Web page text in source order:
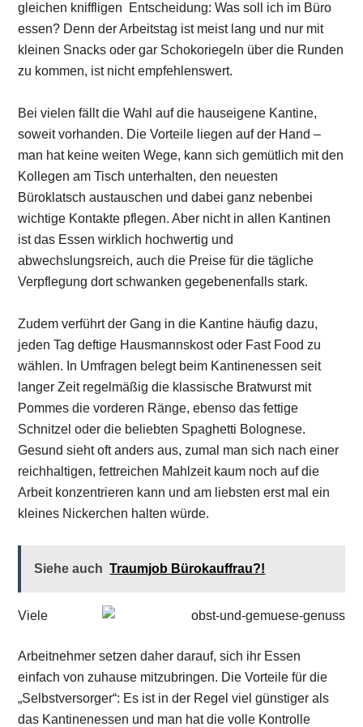
gleichen kniffligen Entscheidung: Was soll ich im Büro
essen? Denn der Arbeitstag ist meist lang und nur mit
kleinen Snacks oder gar Schokoriegeln über die Runden
zu kommen, ist nicht empfehlenswert.
Bei vielen fällt die Wahl auf die hauseigene Kantine,
soweit vorhanden. Die Vorteile liegen auf der Hand –
man hat keine weiten Wege, kann sich gemütlich mit den
Kollegen am Tisch unterhalten, den neuesten
Büroklatsch austauschen und dabei ganz nebenbei
wichtige Kontakte pflegen. Aber nicht in allen Kantinen
ist das Essen wirklich hochwertig und
abwechslungsreich, auch die Preise für die tägliche
Verpflegung dort schwanken gegebenenfalls stark.
Zudem verführt der Gang in die Kantine häufig dazu,
jeden Tag deftige Hausmannskost oder Fast Food zu
wählen. In Umfragen belegt beim Kantinenessen seit
langer Zeit regelmäßig die klassische Bratwurst mit
Pommes die vorderen Ränge, ebenso das fettige
Schnitzel oder die beliebten Spaghetti Bolognese.
Gesund sieht oft anders aus, zumal man sich nach einer
reichhaltigen, fettreichen Mahlzeit kaum noch auf die
Arbeit konzentrieren kann und am liebsten erst mal ein
kleines Nickerchen halten würde.
Siehe auch Traumjob Bürokauffrau?!
Viele
Arbeitnehmer setzen daher darauf, sich ihr Essen
einfach von zuhause mitzubringen. Die Vorteile für die
„Selbstversorger“: Es ist in der Regel viel günstiger als
das Kantinenessen und man hat die volle Kontrolle